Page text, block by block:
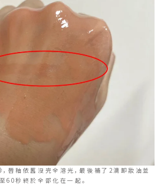
唇釉依舊沒完全溶光，最後補了2滴卸妝油並
60秒終於全部化在一起。